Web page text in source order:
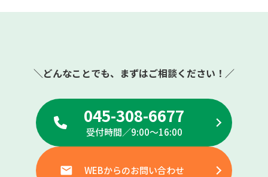
＼どんなことでも、まずはご相談ください！／
045-308-6677
受付時間／9:00〜16:00
WEBからのお問い合わせ